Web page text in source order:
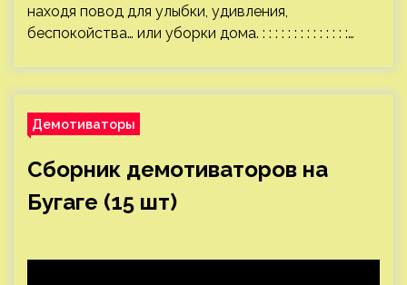
находя повод для улыбки, удивления,
беспокойства… или уборки дома. : : : : : : : : : : : : : :…
Демотиваторы
Сборник демотиваторов на
Бугаге (15 шт)